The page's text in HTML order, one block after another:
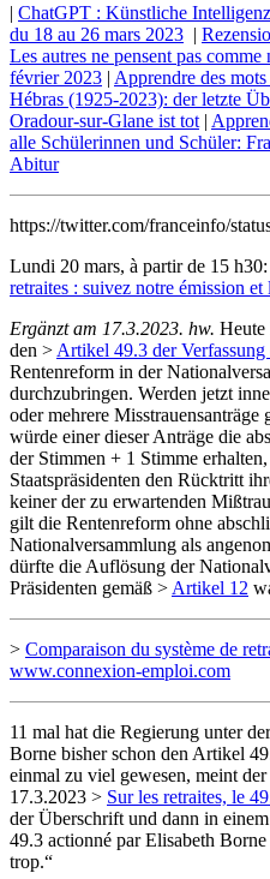
| ChatGPT : Künstliche
du 18 au 26 mars 2023 |
Les autres ne pensent pas comme
février 2023 | Apprendre des
Hébras (1925-2023): der letzte
Oradour-sur-Glane ist tot |
alle Schülerinnen und Schüler:
Abitur
https://twitter.com/franceinfo/
Lundi 20 mars, à partir de 15
retraites : suivez notre émission et
Ergänzt am 17.3.2023. hw. Heute
den > Artikel 49.3 der
Rentenreform in der
durchzubringen. Werden jetzt
oder mehrere
würde einer dieser Anträge die
der Stimmen + 1 Stimme
Staatspräsidenten den Rücktritt
keiner der zu erwartenden
gilt die Rentenreform ohne
Nationalversammlung als
dürfte die Auflösung der
Präsidenten gemäß > Artikel 12
> Comparaison du système de
www.connexion-emploi.com
11 mal hat die Regierung unter
Borne bisher schon den Artikel
einmal zu viel gewesen, meint
17.3.2023 > Sur les retraites, le
der Überschrift und dann in
49.3 actionné par Elisabeth
trop.“